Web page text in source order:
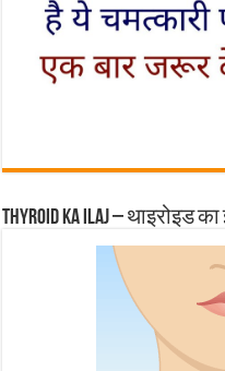
Thyroid ka ilaj – थाइरोइड